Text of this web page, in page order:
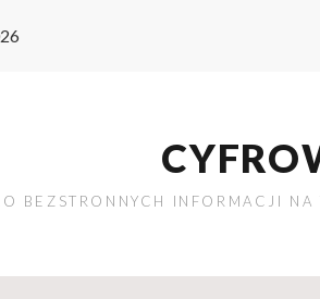
BEZSTRONNYCH INFORMACJI